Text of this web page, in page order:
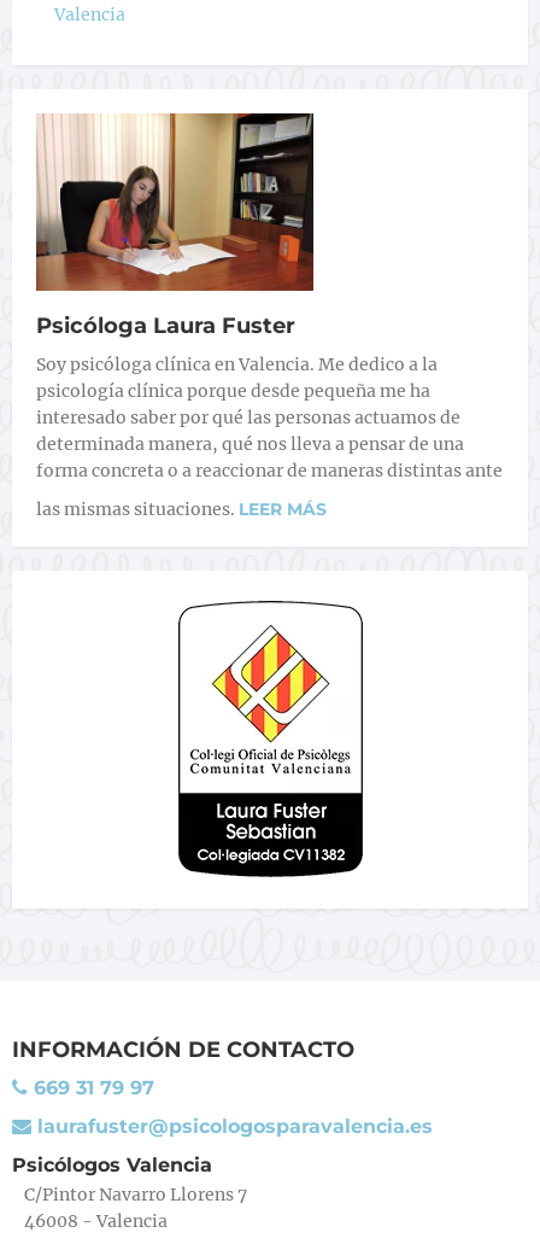
Valencia
Psicóloga Laura Fuster
Soy psicóloga clínica en Valencia. Me dedico a la
psicología clínica porque desde pequeña me ha
interesado saber por qué las personas actuamos de
determinada manera, qué nos lleva a pensar de una
forma concreta o a reaccionar de maneras distintas ante
las mismas situaciones. LEER MÁS
INFORMACIÓN DE CONTACTO
669 31 79 97
laurafuster@psicologosparavalencia.es
Psicólogos Valencia
C/Pintor Navarro Llorens 7
46008 - Valencia